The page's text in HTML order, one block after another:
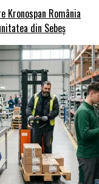
România
din Sebeș